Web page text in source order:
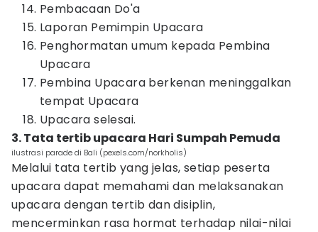
Pembacaan Do'a
Laporan Pemimpin Upacara
Penghormatan umum kepada Pembina
Upacara
Pembina Upacara berkenan meninggalkan
tempat Upacara
Upacara selesai.
3. Tata tertib upacara Hari Sumpah Pemuda
ilustrasi parade di Bali (pexels.com/norkholis)
Melalui tata tertib yang jelas, setiap peserta
upacara dapat memahami dan melaksanakan
upacara dengan tertib dan disiplin,
mencerminkan rasa hormat terhadap nilai-nilai